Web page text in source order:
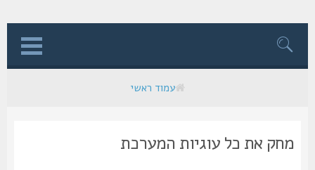
עמוד ראשי
מחק את כל עוגיות המערכת